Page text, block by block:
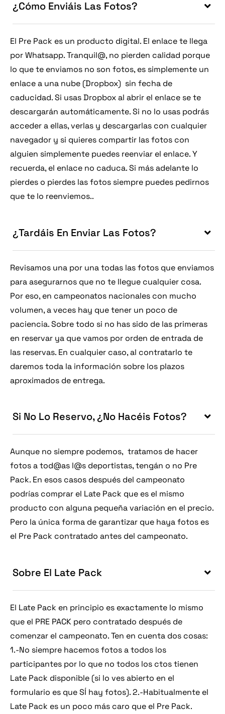
¿Cómo Enviáis Las Fotos?
El Pre Pack es un producto digital. El enlace te llega
por Whatsapp. Tranquil@, no pierden calidad porque
lo que te enviamos no son fotos, es simplemente un
enlace a una nube (Dropbox) sin fecha de
caducidad. Si usas Dropbox al abrir el enlace se te
descargarán automáticamente. Si no lo usas podrás
acceder a ellas, verlas y descargarlas con cualquier
navegador y si quieres compartir las fotos con
alguien simplemente puedes reenviar el enlace. Y
recuerda, el enlace no caduca. Si más adelante lo
pierdes o pierdes las fotos siempre puedes pedirnos
que te lo reenviemos..
¿Tardáis En Enviar Las Fotos?
Revisamos una por una todas las fotos que enviamos
para asegurarnos que no te llegue cualquier cosa.
Por eso, en campeonatos nacionales con mucho
volumen, a veces hay que tener un poco de
paciencia. Sobre todo si no has sido de las primeras
en reservar ya que vamos por orden de entrada de
las reservas. En cualquier caso, al contratarlo te
daremos toda la información sobre los plazos
aproximados de entrega.
Si No Lo Reservo, ¿no Hacéis Fotos?
Aunque no siempre podemos, tratamos de hacer
fotos a tod@as l@s deportistas, tengán o no Pre
Pack. En esos casos después del campeonato
podrías comprar el Late Pack que es el mismo
producto con alguna pequeña variación en el precio.
Pero la única forma de garantizar que haya fotos es
el Pre Pack contratado antes del campeonato.
Sobre El Late Pack
El Late Pack en principio es exactamente lo mismo
que el PRE PACK pero contratado después de
comenzar el campeonato. Ten en cuenta dos cosas:
1.-No siempre hacemos fotos a todos los
participantes por lo que no todos los ctos tienen
Late Pack disponible (si lo ves abierto en el
formulario es que SÍ hay fotos). 2.-Habitualmente el
Late Pack es un poco más caro que el Pre Pack.